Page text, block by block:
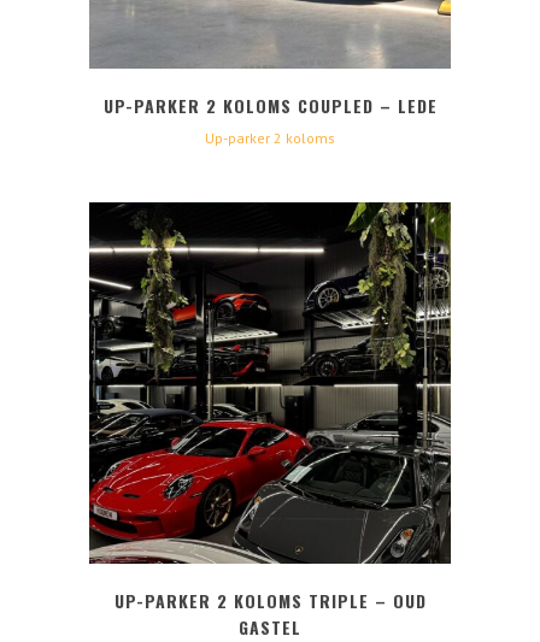
UP-PARKER 2 KOLOMS COUPLED – LEDE
Up-parker 2 koloms
UP-PARKER 2 KOLOMS TRIPLE – OUD
GASTEL